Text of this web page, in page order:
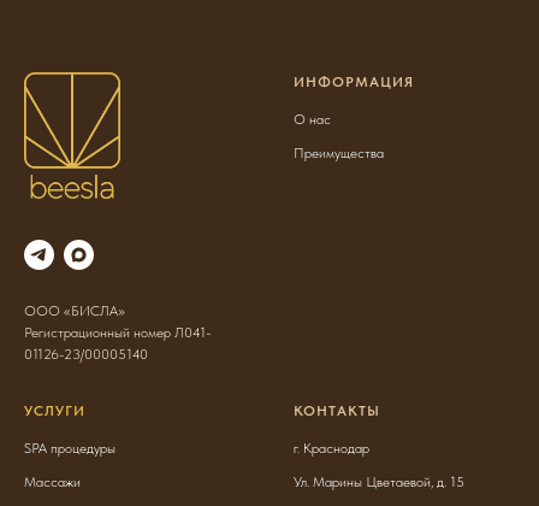
ООО «БИСЛА»
Регистрационный номер Л041-
01126-23/00005140
ИНФОРМАЦИЯ
О нас
Преимущества
УСЛУГИ
SPA процедуры
Массажи
КОНТАКТЫ
г. Краснодар
Ул. Марины Цветаевой, д. 15